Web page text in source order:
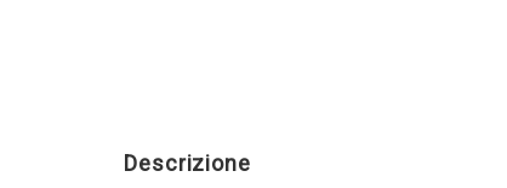
Descrizione